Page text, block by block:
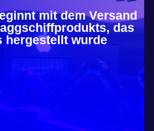
mit dem Versand
das
hergestellt wurde